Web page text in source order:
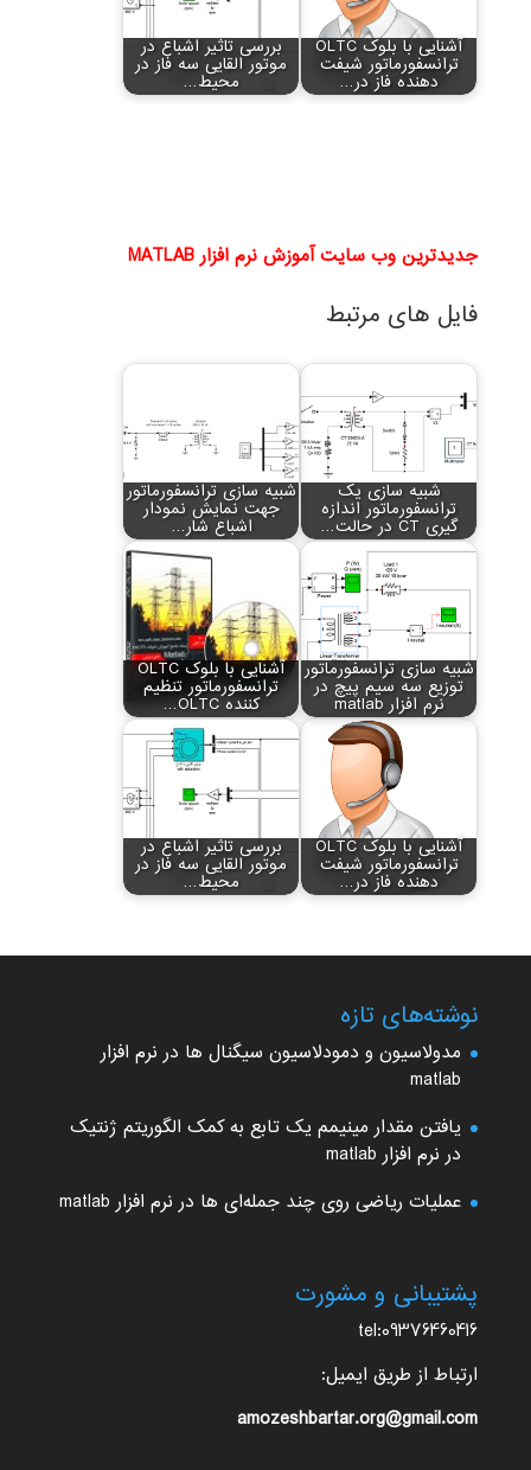
آشنایی با بلوک OLTC
ترانسفورماتور شیفت
دهنده فاز در…
بررسی تاثیر اشباع در
موتور القایی سه فاز در
محیط…
جدیدترین وب سایت آموزش نرم افزار MATLAB
فایل های مرتبط
شبیه سازی یک
ترانسفورماتور اندازه
گیری CT در حالت…
شبیه سازی ترانسفورماتور
جهت نمایش نمودار
اشباع شار…
شبیه سازی ترانسفورماتور
توزیع سه سیم پیچ در
نرم افزار matlab
آشنایی با بلوک OLTC
ترانسفورماتور تنظیم
کننده OLTC…
آشنایی با بلوک OLTC
ترانسفورماتور شیفت
دهنده فاز در…
بررسی تاثیر اشباع در
موتور القایی سه فاز در
محیط…
نوشته‌های تازه
مدولاسیون و دمودلاسیون سیگنال ها در نرم افزار
matlab
یافتن مقدار مینیمم یک تابع به کمک الگوریتم ژنتیک
در نرم افزار matlab
عملیات ریاضی روی چند جمله‌ای ها در نرم افزار matlab
پشتیبانی و مشورت
tel:09376460416
ارتباط از طریق ایمیل:
amozeshbartar.org@gmail.com